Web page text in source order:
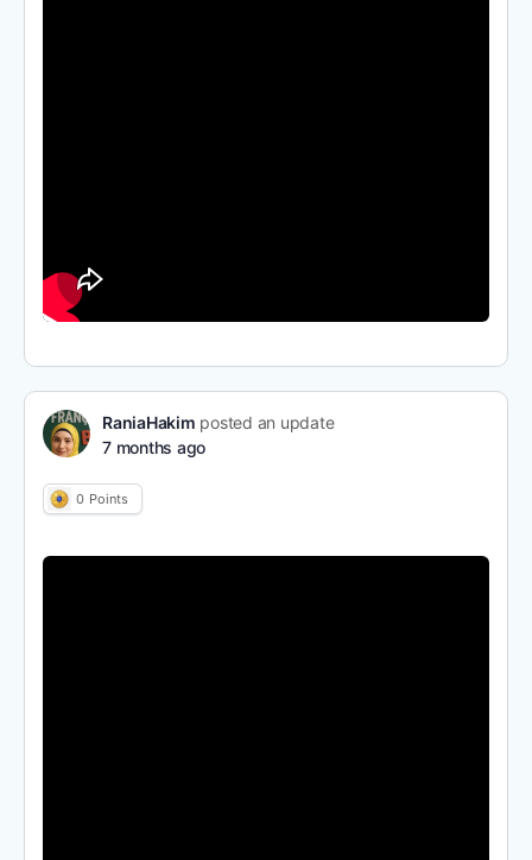
RaniaHakim posted an update
7 months ago
0 Points